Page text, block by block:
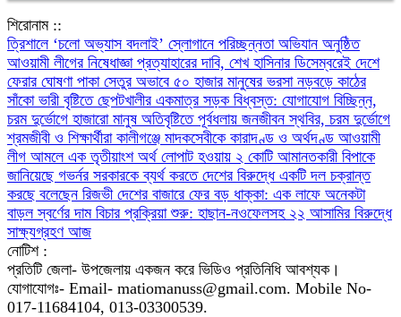
শিরোনাম ::
‎ত্রিশালে ‘চলো অভ্যাস বদলাই’ স্লোগানে পরিচ্ছন্নতা অভিযান অনুষ্ঠিত
আওয়ামী লীগের নিষেধাজ্ঞা প্রত্যাহারের দাবি, শেখ হাসিনার ডিসেম্বরেই দেশে
ফেরার ঘোষণা পাকা সেতুর অভাবে ৫০ হাজার মানুষের ভরসা নড়বড়ে কাঠের
সাঁকো ভারী বৃষ্টিতে ছেপটখালীর একমাত্র সড়ক বিধ্বস্ত: যোগাযোগ বিচ্ছিন্ন,
চরম দুর্ভোগে হাজারো মানুষ অতিবৃষ্টিতে পূর্বধলায় জনজীবন স্থবির, চরম দুর্ভোগে
শ্রমজীবী ও শিক্ষার্থীরা কালীগঞ্জে মাদকসেবীকে কারাদণ্ড ও অর্থদণ্ড আওয়ামী
লীগ আমলে এক তৃতীয়াংশ অর্থ লোপাট হওয়ায় ২ কোটি আমানতকারী বিপাকে
জানিয়েছে গভর্নর সরকারকে ব্যর্থ করতে দেশের বিরুদ্ধে একটি দল চক্রান্ত
করছে বলেছেন রিজভী দেশের বাজারে ফের বড় ধাক্কা: এক লাফে অনেকটা
বাড়ল স্বর্ণের দাম বিচার প্রক্রিয়া শুরু: হাছান-নওফেলসহ ২২ আসামির বিরুদ্ধে
সাক্ষ্যগ্রহণ আজ
নোটিশ :
প্রতিটি জেলা- উপজেলায় একজন করে ভিডিও প্রতিনিধি আবশ্যক।
যোগাযোগঃ- Email- matiomanuss@gmail.com. Mobile No-
017-11684104, 013-03300539.